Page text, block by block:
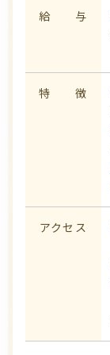
給 与
特 徴
アクセス